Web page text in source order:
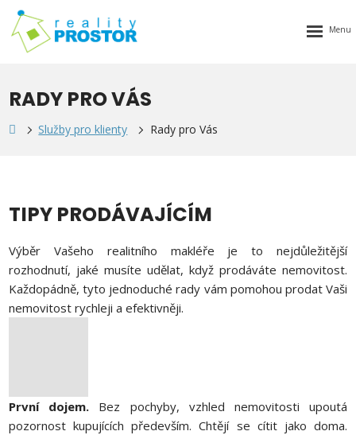
RADY PRO VÁS
Služby pro klienty Rady pro Vás
TIPY PRODÁVAJÍCÍM
Výběr Vašeho realitního makléře je to nejdůležitější
rozhodnutí, jaké musíte udělat, když prodáváte nemovitost.
Každopádně, tyto jednoduché rady vám pomohou prodat Vaši
nemovitost rychleji a efektivněji.
První dojem. Bez pochyby, vzhled nemovitosti upoutá
pozornost kupujících především. Chtějí se cítit jako doma.